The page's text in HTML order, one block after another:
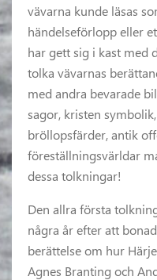
vävarna kunde läsas
händelseförlopp eller
har gett sig i kast med
tolka vävarnas
med andra bevarade
sagor, kristen
bröllopsfärder, antik
föreställningsvärldar
dessa tolkningar!
Den allra första
några år efter att
berättelse om hur
Agnes Branting och